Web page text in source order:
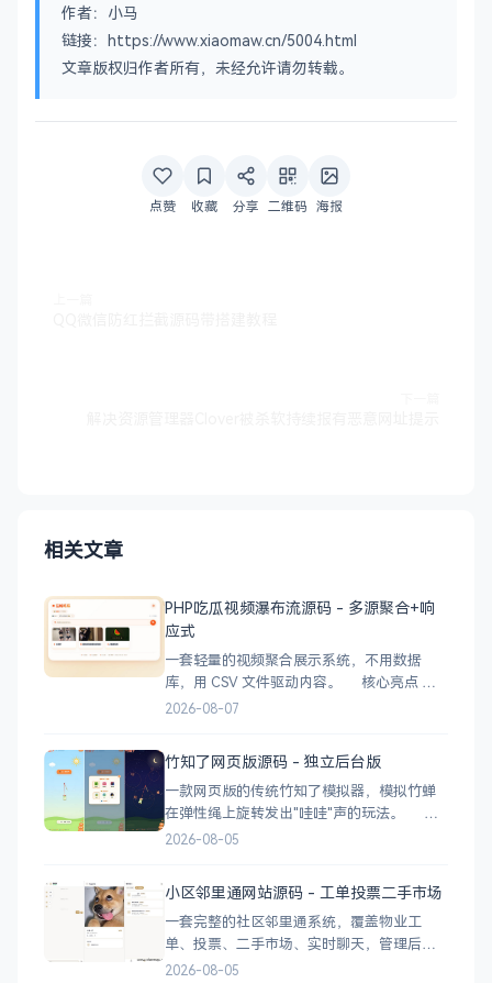
作者：小马
链接：https://www.xiaomaw.cn/5004.html
文章版权归作者所有，未经允许请勿转载。
点赞 收藏 分享 二维码 海报
相关文章
PHP吃瓜视频瀑布流源码 - 多源聚合+响
应式
一套轻量的视频聚合展示系统，不用数据
库，用 CSV 文件驱动内容。 核心亮点
CSV 驱动：不用配数据库，编
示：移动端 2 列 → 平板 3 列 → 桌面 4~5
2026-08-07
竹知了网页版源码 - 独立后台版
一款网页版的传统竹知了模拟器，模拟竹蝉
在弹性绳上旋转发出"哇哇"声的玩法。 核
心功能 网页版运行，无需下载 独立后台管
2026-08-05
小区邻里通网站源码 - 工单投票二手市场
一套完整的社区邻里通系统，覆盖物业工
单、投票、二手市场、实时聊天，管理后台
一应俱全。 前台功能 九宫格快捷菜单 +
2026-08-05